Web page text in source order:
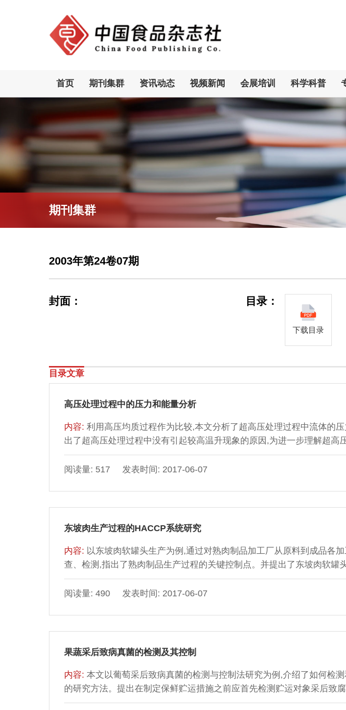
首页 期刊集群 资讯动态 视频新闻 会展培训 科学科普
期刊集群
2003年第24卷07期
封面： 目录：
下载目录
目录文章
高压处理过程中的压力和能量分析
内容: 利用高压均质过程作为比较,本文分析了超高压处理过程中流体的
出了超高压处理过程中没有引起较高温升现象的原因,为进一步理解超高
的理论基础。
阅读量: 517 发表时间: 2017-06-07
东坡肉生产过程的HACCP系统研究
内容: 以东坡肉软罐头生产为例,通过对熟肉制品加工厂从原料到成品各
查、检测,指出了熟肉制品生产过程的关键控制点。并提出了东坡肉软罐
计划的细则。
阅读量: 490 发表时间: 2017-06-07
果蔬采后致病真菌的检测及其控制
内容: 本文以葡萄采后致病真菌的检测与控制法研究为例,介绍了如何检
的研究方法。提出在制定保鲜贮运措施之前应首先检测贮运对象采后致
染途径和致病特性;在田间施用化学农药和采收后使用防腐保鲜药物之前